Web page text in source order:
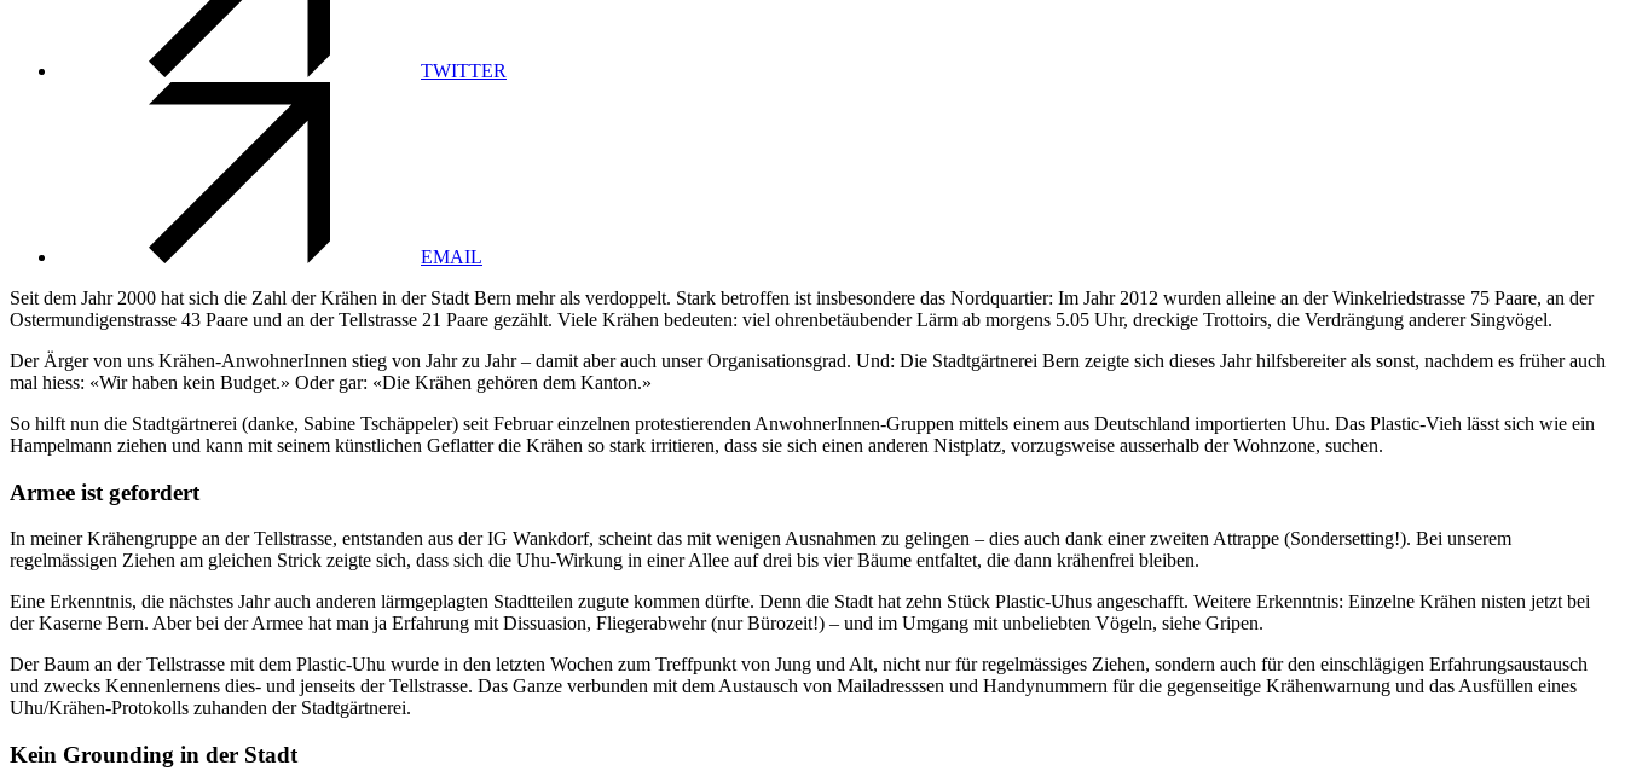
TWITTER
EMAIL
Seit dem Jahr 2000 hat sich die Zahl der Krähen in der Stadt Bern mehr als verdoppelt. Stark betroffen ist insbesondere das Nordquartier: Im Jahr 2012 wurden alleine an der Winkelriedstrasse 75 Paare, an der
Ostermundigenstrasse 43 Paare und an der Tellstrasse 21 Paare gezählt. Viele Krähen bedeuten: viel ohrenbetäubender Lärm ab morgens 5.05 Uhr, dreckige Trottoirs, die Verdrängung anderer Singvögel.
Der Ärger von uns Krähen-AnwohnerInnen stieg von Jahr zu Jahr – damit aber auch unser Organisationsgrad. Und: Die Stadtgärtnerei Bern zeigte sich dieses Jahr hilfsbereiter als sonst, nachdem es früher auch
mal hiess: «Wir haben kein Budget.» Oder gar: «Die Krähen gehören dem Kanton.»
So hilft nun die Stadtgärtnerei (danke, Sabine Tschäppeler) seit Februar einzelnen protestierenden AnwohnerInnen-Gruppen mittels einem aus Deutschland importierten Uhu. Das Plastic-Vieh lässt sich wie ein
Hampelmann ziehen und kann mit seinem künstlichen Geflatter die Krähen so stark irritieren, dass sie sich einen anderen Nistplatz, vorzugsweise ausserhalb der Wohnzone, suchen.
Armee ist gefordert
In meiner Krähengruppe an der Tellstrasse, entstanden aus der IG Wankdorf, scheint das mit wenigen Ausnahmen zu gelingen – dies auch dank einer zweiten Attrappe (Sondersetting!). Bei unserem
regelmässigen Ziehen am gleichen Strick zeigte sich, dass sich die Uhu-Wirkung in einer Allee auf drei bis vier Bäume entfaltet, die dann krähenfrei bleiben.
Eine Erkenntnis, die nächstes Jahr auch anderen lärmgeplagten Stadtteilen zugute kommen dürfte. Denn die Stadt hat zehn Stück Plastic-Uhus angeschafft. Weitere Erkenntnis: Einzelne Krähen nisten jetzt bei
der Kaserne Bern. Aber bei der Armee hat man ja Erfahrung mit Dissuasion, Fliegerabwehr (nur Bürozeit!) – und im Umgang mit unbeliebten Vögeln, siehe Gripen.
Der Baum an der Tellstrasse mit dem Plastic-Uhu wurde in den letzten Wochen zum Treffpunkt von Jung und Alt, nicht nur für regelmässiges Ziehen, sondern auch für den einschlägigen Erfahrungsaustausch
und zwecks Kennenlernens dies- und jenseits der Tellstrasse. Das Ganze verbunden mit dem Austausch von Mailadresssen und Handynummern für die gegenseitige Krähenwarnung und das Ausfüllen eines
Uhu/Krähen-Protokolls zuhanden der Stadtgärtnerei.
Kein Grounding in der Stadt